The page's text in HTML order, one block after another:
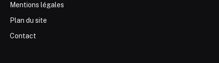
Mentions légales
Plan du site
Contact